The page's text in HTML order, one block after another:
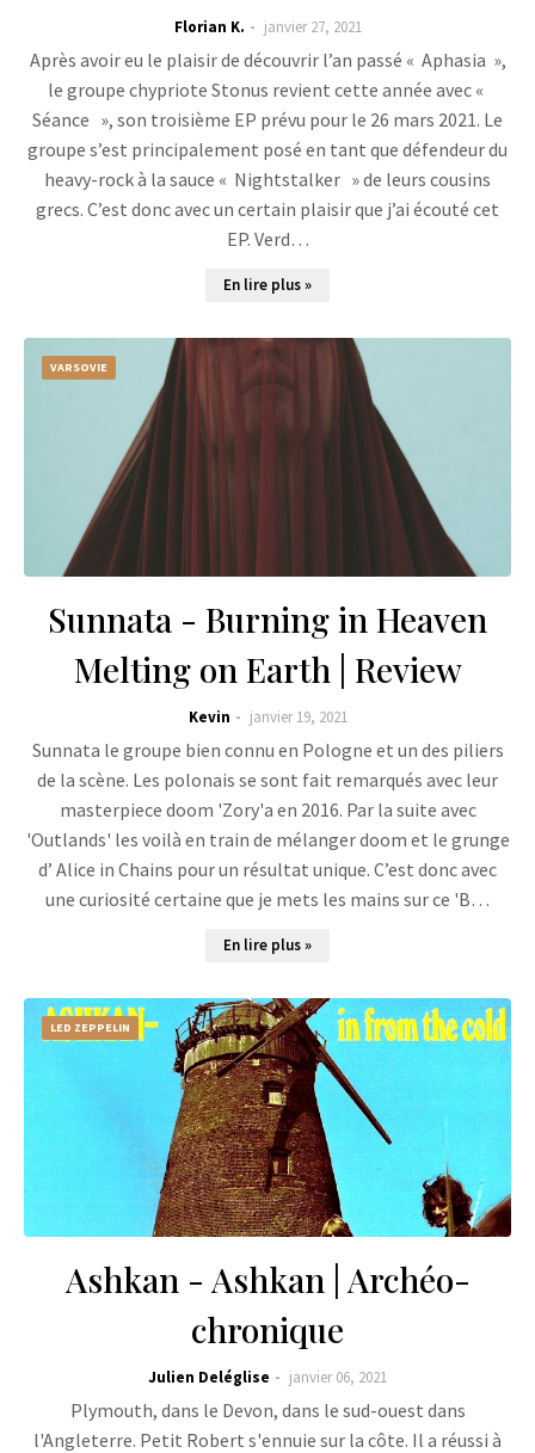
Florian K. janvier 27, 2021
Après avoir eu le plaisir de découvrir l’an passé « Aphasia »,
le groupe chypriote Stonus revient cette année avec «
Séance », son troisième EP prévu pour le 26 mars 2021. Le
groupe s’est principalement posé en tant que défendeur du
heavy-rock à la sauce « Nightstalker » de leurs cousins
grecs. C’est donc avec un certain plaisir que j’ai écouté cet
EP. Verd…
En lire plus »
VARSOVIE
Sunnata - Burning in Heaven
Melting on Earth | Review
Kevin janvier 19, 2021
Sunnata le groupe bien connu en Pologne et un des piliers
de la scène. Les polonais se sont fait remarqués avec leur
masterpiece doom 'Zory'a en 2016. Par la suite avec
'Outlands' les voilà en train de mélanger doom et le grunge
d’ Alice in Chains pour un résultat unique. C’est donc avec
une curiosité certaine que je mets les mains sur ce 'B…
En lire plus »
LED ZEPPELIN
Ashkan - Ashkan | Archéo-
chronique
Julien Deléglise janvier 06, 2021
Plymouth, dans le Devon, dans le sud-ouest dans
l'Angleterre. Petit Robert s'ennuie sur la côte. Il a réussi à